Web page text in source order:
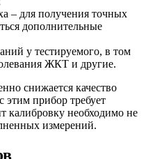
– для получения точных
дополнительные
у тестируемого, в том
ЖКТ и другие.
снижается качество
прибор требует
калибровку необходимо не
измерений.